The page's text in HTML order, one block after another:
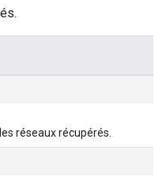
réseaux récupérés.